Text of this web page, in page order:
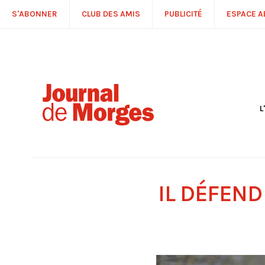
S'ABONNER CLUB DES AMIS PUBLICITÉ ESPACE
IL